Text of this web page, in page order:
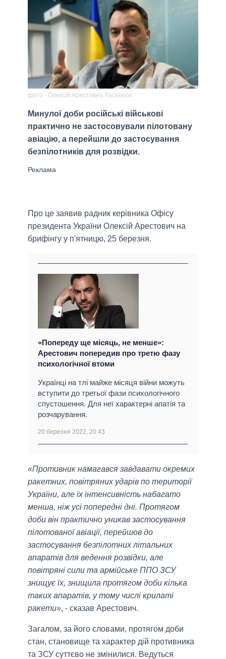
фото - Олексій Арестович, Facebook
Минулої доби російські військові
практично не застосовували пілотовану
авіацію, а перейшли до застосування
безпілотників для розвідки.
Про це заявив радник керівника Офісу
президента України Олексій Арестович на
брифінгу у п'ятницю, 25 березня.
«Попереду ще місяць, не менше»:
Арестович попередив про третю фазу
психологічної втоми
Українці на тлі майже місяця війни можуть
вступити до третьої фази психологічного
спустошення. Для неї характерні апатія та
розчарування.
20 березня 2022, 20:43
«Противник намагався завдавати окремих
ракетних, повітряних ударів по території
України, але їх інтенсивність набагато
менша, ніж усі попередні дні. Протягом
доби він практично уникав застосування
пілотованої авіації, перейшов до
застосування безпілотних літальних
апаратів для ведення розвідки, але
повітряні сили та армійське ППО ЗСУ
знищує їх, знищила протягом доби кілька
таких апаратів, у тому числі крилаті
ракети», - сказав Арестович.
Загалом, за його словами, протягом доби
стан, становище та характер дій противника
та ЗСУ суттєво не змінилися. Ведуться